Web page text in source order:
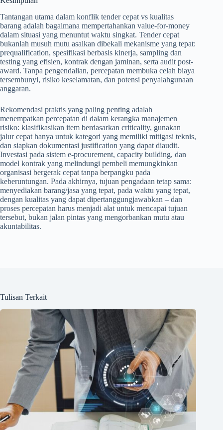
Tantangan utama dalam konflik tender cepat vs kualitas
barang adalah bagaimana mempertahankan value-for-money
dalam situasi yang menuntut waktu singkat. Tender cepat
bukanlah musuh mutu asalkan dibekali mekanisme yang tepat:
prequalification, spesifikasi berbasis kinerja, sampling dan
testing yang efisien, kontrak dengan jaminan, serta audit post-
award. Tanpa pengendalian, percepatan membuka celah biaya
tersembunyi, risiko keselamatan, dan potensi penyalahgunaan
anggaran.
Rekomendasi praktis yang paling penting adalah
menempatkan percepatan di dalam kerangka manajemen
risiko: klasifikasikan item berdasarkan criticality, gunakan
jalur cepat hanya untuk kategori yang memiliki mitigasi teknis,
dan siapkan dokumentasi justification yang dapat diaudit.
Investasi pada sistem e-procurement, capacity building, dan
model kontrak yang melindungi pembeli memungkinkan
organisasi bergerak cepat tanpa berpangku pada
keberuntungan. Pada akhirnya, tujuan pengadaan tetap sama:
menyediakan barang/jasa yang tepat, pada waktu yang tepat,
dengan kualitas yang dapat dipertanggungjawabkan – dan
proses percepatan harus menjadi alat untuk mencapai tujuan
tersebut, bukan jalan pintas yang mengorbankan mutu atau
akuntabilitas.
Tulisan Terkait